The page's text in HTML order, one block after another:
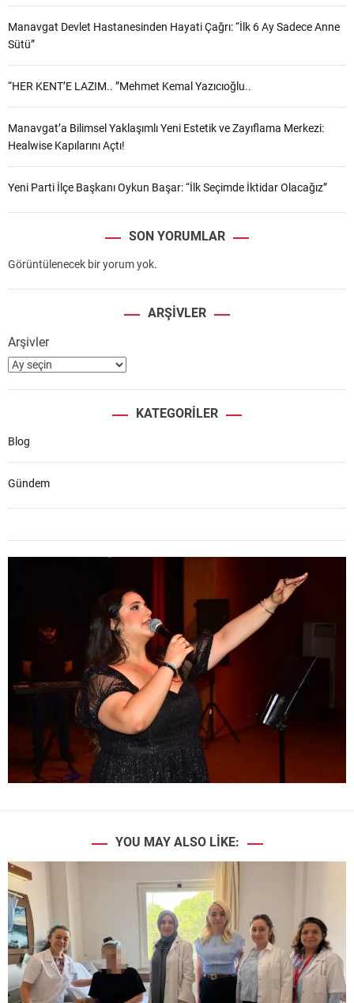
Manavgat Devlet Hastanesinden Hayati Çağrı: “İlk 6 Ay Sadece Anne
Sütü”
“HER KENT’E LAZIM.. ”Mehmet Kemal Yazıcıoğlu..
Manavgat’a Bilimsel Yaklaşımlı Yeni Estetik ve Zayıflama Merkezi:
Healwise Kapılarını Açtı!
Yeni Parti İlçe Başkanı Oykun Başar: “İlk Seçimde İktidar Olacağız”
SON YORUMLAR
Görüntülenecek bir yorum yok.
ARŞIVLER
Arşivler
KATEGORILER
Blog
Gündem
YOU MAY ALSO LIKE: